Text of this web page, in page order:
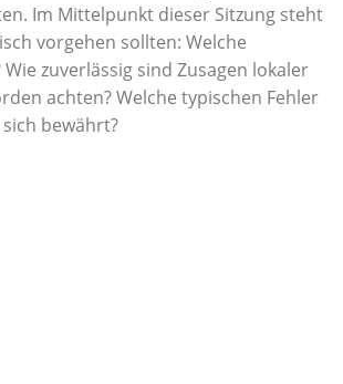
Im Mittelpunkt dieser Sitzung steht
vorgehen sollten: Welche
zuverlässig sind Zusagen lokaler
achten? Welche typischen Fehler
bewährt?